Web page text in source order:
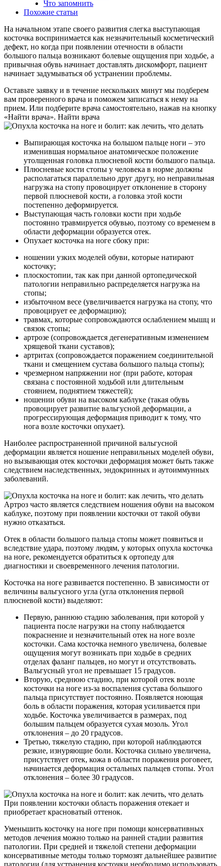
Что запомнить
Похожие статьи
На начальном этапе своего развития слегка выступающая
косточка воспринимается как незначительный косметический
дефект, но когда при появлении отечности в области
большого пальца возникают болевые ощущения при ходьбе, а
привычная обувь начинает доставлять дискомфорт, пациент
начинает задумываться об устранении проблемы.
Оставьте заявку и в течение нескольких минут мы подберем
вам проверенного врача и поможем записаться к нему на
прием. Или подберите врача самостоятельно, нажав на кнопку
«Найти врача». Найти врача
Выпирающая косточка на большом пальце ноги – это
изменившая нормальное анатомическое положение
утолщенная головка плюсневой кости большого пальца.
Плюсневые кости стопы у человека в норме должны
располагаться параллельно друг другу, но неправильная
нагрузка на стопу провоцирует отклонение в сторону
первой плюсневой кости, а головка этой кости
постепенно деформируется.
Выступающая часть головки кости при ходьбе
постоянно травмируется обувью, поэтому со временем в
области деформации образуется отек.
Опухает косточка на ноге сбоку при:
ношении узких моделей обуви, которые натирают
косточку;
плоскостопии, так как при данной ортопедической
патологии неправильно распределяется нагрузка на
стопы;
избыточном весе (увеличивается нагрузка на стопу, что
провоцирует ее деформацию);
травмах, которые сопровождаются ослаблением мышц и
связок стопы;
артрозе (сопровождается дегенеративным изменением
хрящевой ткани суставов);
артритах (сопровождается поражением соединительной
ткани и смещением сустава большого пальца стопы);
чрезмерном напряжении ног (при работе, которая
связана с постоянной ходьбой или длительным
стоянием, поднятием тяжестей);
ношении обуви на высоком каблуке (такая обувь
провоцирует развитие вальгусной деформации, а
прогрессирующая деформация приводит к тому, что
нога возле косточки опухает).
Наиболее распространенной причиной вальгусной
деформации является ношение неправильных моделей обуви,
но вызывающая отек косточки деформация может быть также
следствием наследственных, эндокринных и аутоиммунных
заболеваний.
Артроз часто является следствием ношения обуви на высоком
каблуке, поэтому при появлении косточки от такой обуви
нужно отказаться.
Отек в области большого пальца стопы может появиться и
вследствие удара, поэтому людям, у которых опухла косточка
на ноге, рекомендуется обратиться к ортопеду для
диагностики и своевременного лечения патологии.
Косточка на ноге развивается постепенно. В зависимости от
величины вальгусного угла (угла отклонения первой
плюсневой кости) выделяют:
Первую, раннюю стадию заболевания, при которой у
пациента после нагрузки на стопу наблюдается
покраснение и незначительный отек на ноге возле
косточки. Сама косточка немного увеличена, болевые
ощущения могут возникать при ходьбе в средних
отделах фаланг пальцев, но могут и отсутствовать.
Вальгусный угол не превышает 15 градусов.
Вторую, среднюю стадию, при которой отек возле
косточки на ноге из-за воспаления сустава большого
пальца присутствует постоянно. Появляется ноющая
боль в области поражения, которая усиливается при
ходьбе. Косточка увеличивается в размерах, под
большим пальцем образуется сухая мозоль. Угол
отклонения – до 20 градусов.
Третью, тяжелую стадию, при которой наблюдаются
резкие, изнуряющие боли. Косточка сильно увеличена,
присутствует отек, кожа в области поражения роговеет,
начинается деформация остальных пальцев стопы. Угол
отклонения – более 30 градусов.
При появлении косточки область поражения отекает и
приобретает красноватый оттенок.
Уменьшить косточку на ноге при помощи консервативных
методов лечения можно только на ранней стадии развития
патологии. При средней и тяжелой степени деформации
консервативные методы только тормозят дальнейшее развитие
патологии (для устранения косточки необходимо использовать